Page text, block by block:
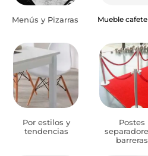
Menús y Pizarras Mueble
Por estilos y
tendencias
Postes
barreras